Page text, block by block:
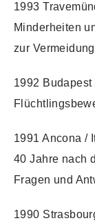
1993
Minderheiten
zur
1992 Budapest
1991 Ancona /
40 Jahre nach
Fragen und
1990